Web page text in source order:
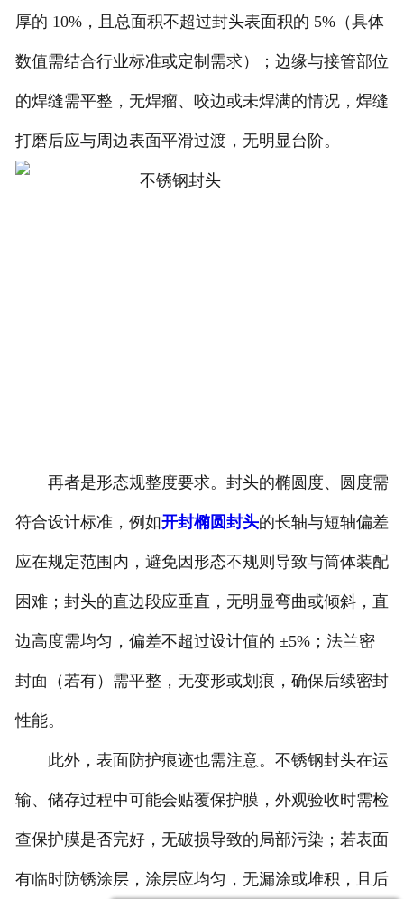
厚的 10%，且总面积不超过封头表面积的 5%（具体
数值需结合行业标准或定制需求）；边缘与接管部位
的焊缝需平整，无焊瘤、咬边或未焊满的情况，焊缝
打磨后应与周边表面平滑过渡，无明显台阶。
再者是形态规整度要求。封头的椭圆度、圆度需
符合设计标准，例如开封椭圆封头的长轴与短轴偏差
应在规定范围内，避免因形态不规则导致与筒体装配
困难；封头的直边段应垂直，无明显弯曲或倾斜，直
边高度需均匀，偏差不超过设计值的 ±5%；法兰密
封面（若有）需平整，无变形或划痕，确保后续密封
性能。
此外，表面防护痕迹也需注意。不锈钢封头在运
输、储存过程中可能会贴覆保护膜，外观验收时需检
查保护膜是否完好，无破损导致的局部污染；若表面
有临时防锈涂层，涂层应均匀，无漏涂或堆积，且后